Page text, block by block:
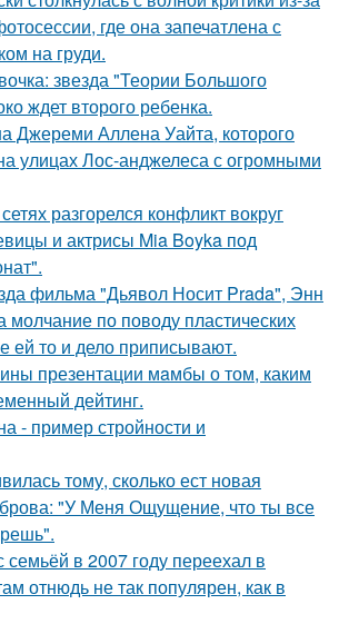
где она запечатлена с
на груди.
звезда "Теории Большого
ждет второго ребенка.
Джереми Аллена Уайта, которого
улицах Лос-анджелеса с огромными
разгорелся конфликт вокруг
и актрисы Mia Boyka под
фильма "Дьявол Носит Prada", Энн
молчание по поводу пластических
ей то и дело приписывают.
презентации мaмбы о том, каким
дейтинг.
- пример стройности и
тому, сколько ест новая
"У Меня Ощущение, что ты все
семьёй в 2007 году переехал в
отнюдь не так популярен, как в